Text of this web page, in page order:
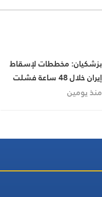
بزشكيان: مخططات لإسقاط
إيران خلال 48 ساعة فشلت
بصمود الشعب ووحدة الدولة
منذ يومين